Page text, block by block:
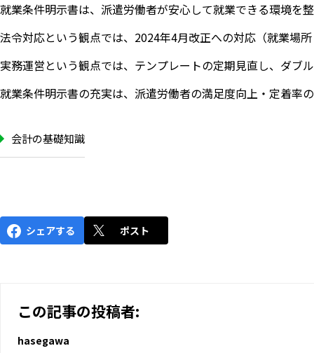
就業条件明示書は、派遣労働者が安心して就業できる環境を
法令対応という観点では、2024年4月改正への対応（就業場
実務運営という観点では、テンプレートの定期見直し、ダブ
就業条件明示書の充実は、派遣労働者の満足度向上・定着率
会計の基礎知識
シェアする ポスト
この記事の投稿者:
hasegawa